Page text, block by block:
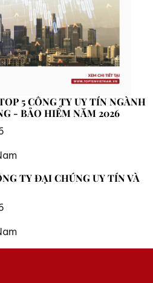
5 CÔNG TY UY TÍN NGÀNH
- BẢO HIỂM NĂM 2026
TY ĐẠI CHÚNG UY TÍN VÀ